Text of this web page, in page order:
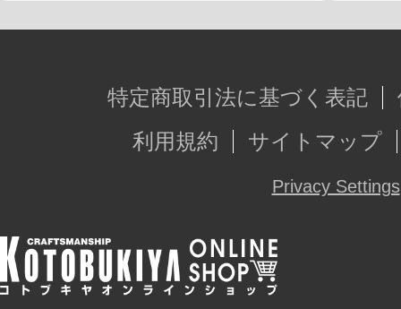
特定商取引法に基づく表記
利用規約
サイトマップ
Privacy Settings